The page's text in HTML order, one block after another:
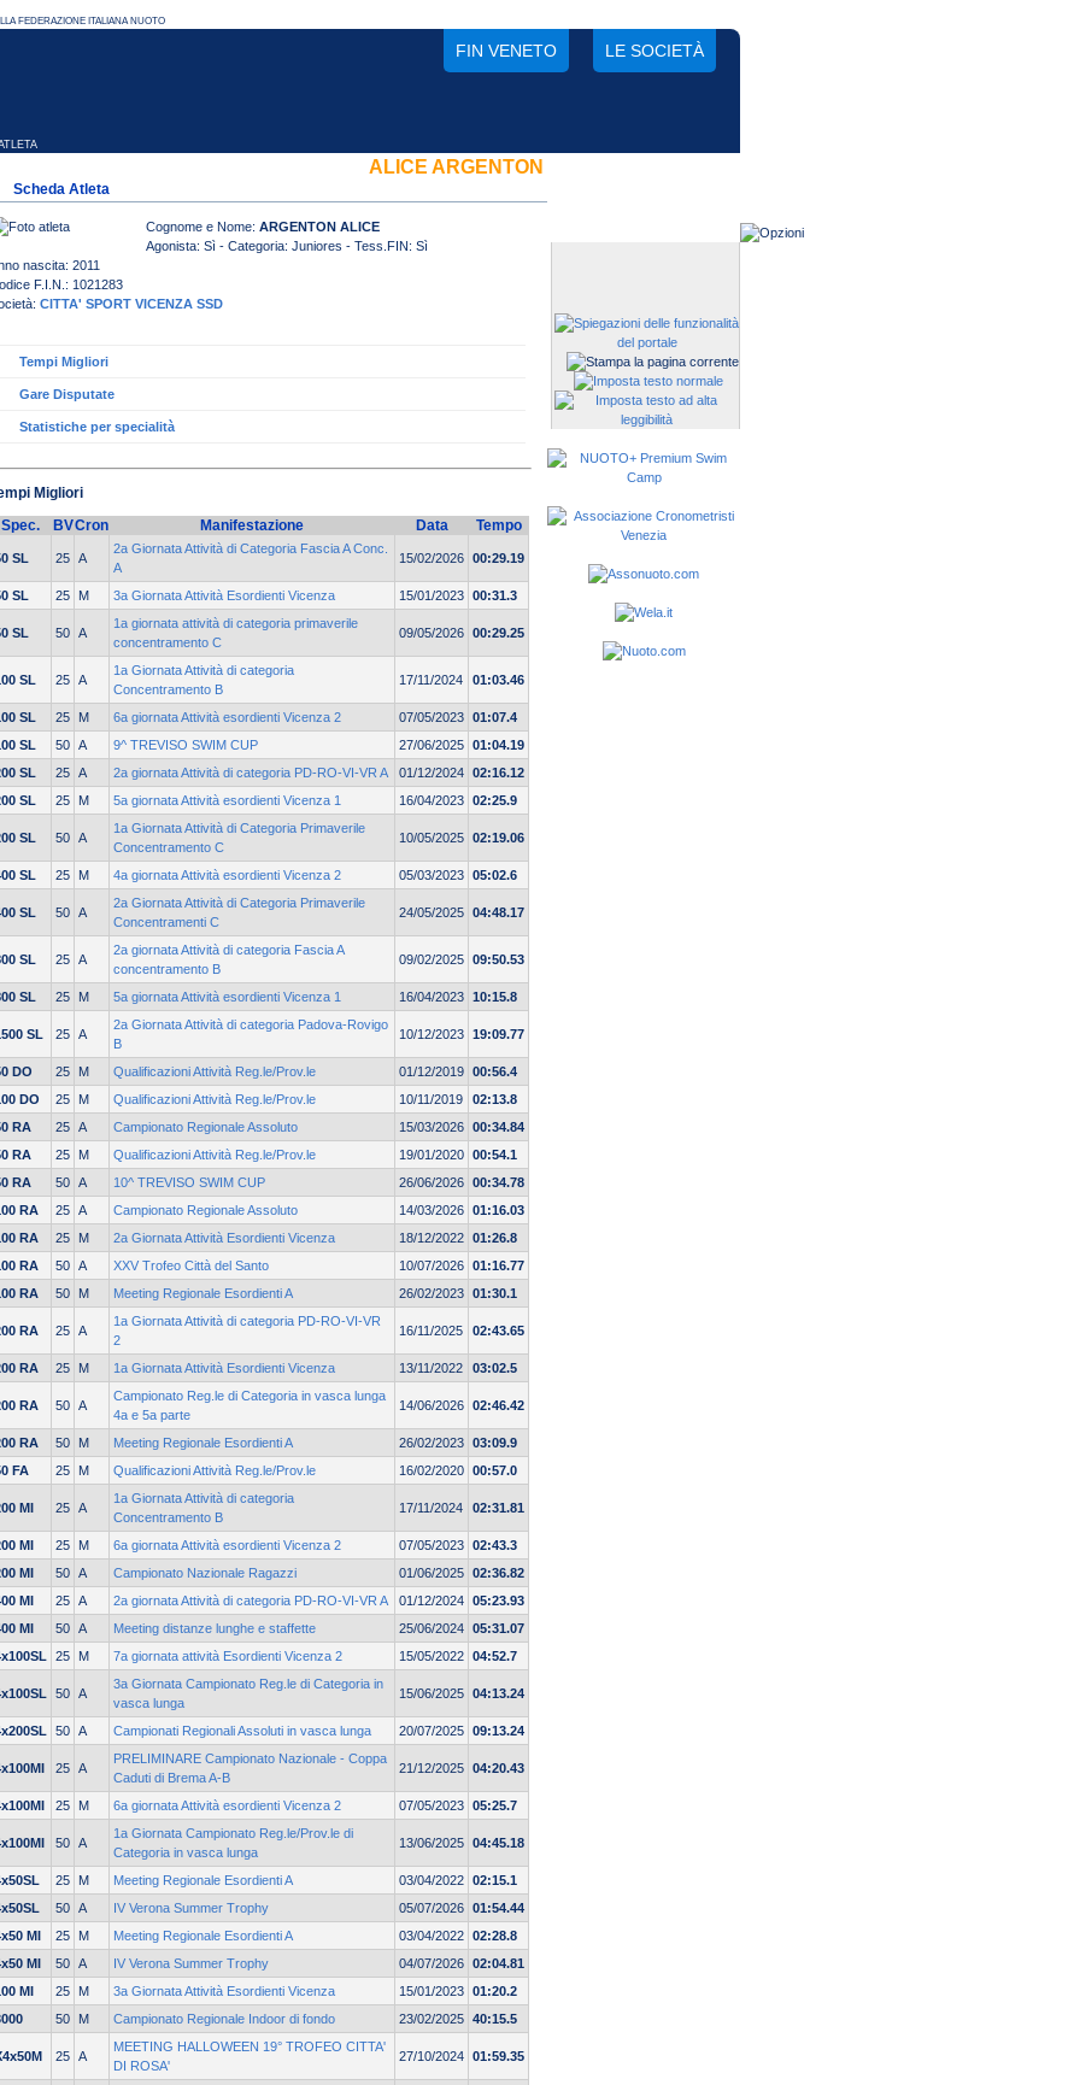
FIN VENETO LE SOCIETÀ
ALICE ARGENTON
Scheda Atleta
Cognome e Nome: ARGENTON ALICE
Agonista: Sì - Categoria: Juniores - Tess.FIN: Sì
nascita: 2011
F.I.N.: 1021283
CITTA' SPORT VICENZA SSD
Tempi Migliori
Gare Disputate
Statistiche per specialità
Migliori
Spec.
BVCron Manifestazione Data Tempo
SL 25 A
2a Giornata Attività di Categoria Fascia A Conc.
A
15/02/2026 00:29.19
SL 25 M 3a Giornata Attività Esordienti Vicenza 15/01/2023 00:31.3
SL 50 A
1a giornata attività di categoria primaverile
concentramento C
09/05/2026 00:29.25
SL 25 A
1a Giornata Attività di categoria
Concentramento B
17/11/2024 01:03.46
SL 25 M 6a giornata Attività esordienti Vicenza 2 07/05/2023 01:07.4
SL
50 A 9^ TREVISO SWIM CUP 27/06/2025 01:04.19
SL
25 A 2a giornata Attività di categoria PD-RO-VI-VR A 01/12/2024 02:16.12
SL
25 M 5a giornata Attività esordienti Vicenza 1 16/04/2023 02:25.9
SL 50 A
1a Giornata Attività di Categoria Primaverile
Concentramento C
10/05/2025 02:19.06
SL 25 M 4a giornata Attività esordienti Vicenza 2 05/03/2023 05:02.6
SL 50 A
2a Giornata Attività di Categoria Primaverile
Concentramenti C
24/05/2025 04:48.17
SL 25 A
2a giornata Attività di categoria Fascia A
concentramento B
09/02/2025 09:50.53
SL 25 M 5a giornata Attività esordienti Vicenza 1 16/04/2023 10:15.8
SL 25 A
2a Giornata Attività di categoria Padova-Rovigo
B
10/12/2023 19:09.77
DO 25 M Qualificazioni Attività Reg.le/Prov.le 01/12/2019 00:56.4
DO
25 M Qualificazioni Attività Reg.le/Prov.le 10/11/2019
02:13.8
RA
25 A Campionato Regionale Assoluto 15/03/2026 00:34.84
RA
25 M Qualificazioni Attività Reg.le/Prov.le 19/01/2020 00:54.1
RA
50 A 10^ TREVISO SWIM CUP 26/06/2026 00:34.78
RA
25 A Campionato Regionale Assoluto 14/03/2026 01:16.03
RA
25 M 2a Giornata Attività Esordienti Vicenza 18/12/2022 01:26.8
RA
50 A XXV Trofeo Città del Santo 10/07/2026 01:16.77
RA
50 M Meeting Regionale Esordienti A 26/02/2023 01:30.1
RA 25 A
1a Giornata Attività di categoria PD-RO-VI-VR
2
16/11/2025 02:43.65
RA 25 M 1a Giornata Attività Esordienti Vicenza 13/11/2022 03:02.5
RA 50 A
Campionato Reg.le di Categoria in vasca lunga
4a e 5a parte
14/06/2026 02:46.42
RA 50 M Meeting Regionale Esordienti A 26/02/2023 03:09.9
FA
25 M Qualificazioni Attività Reg.le/Prov.le 16/02/2020 00:57.0
MI 25 A
1a Giornata Attività di categoria
Concentramento B
17/11/2024 02:31.81
MI 25 M 6a giornata Attività esordienti Vicenza 2 07/05/2023 02:43.3
MI
50 A Campionato Nazionale Ragazzi 01/06/2025 02:36.82
MI
25 A 2a giornata Attività di categoria PD-RO-VI-VR A 01/12/2024 05:23.93
MI
50 A Meeting distanze lunghe e staffette 25/06/2024 05:31.07
25 M 7a giornata attività Esordienti Vicenza 2 15/05/2022 04:52.7
50 A
3a Giornata Campionato Reg.le di Categoria in
vasca lunga
15/06/2025 04:13.24
50 A Campionati Regionali Assoluti in vasca lunga 20/07/2025 09:13.24
25 A
PRELIMINARE Campionato Nazionale - Coppa
Caduti di Brema A-B
21/12/2025 04:20.43
25 M 6a giornata Attività esordienti Vicenza 2 07/05/2023 05:25.7
50 A
1a Giornata Campionato Reg.le/Prov.le di
Categoria in vasca lunga
13/06/2025 04:45.18
25 M Meeting Regionale Esordienti A 03/04/2022 02:15.1
50 A IV Verona Summer Trophy 05/07/2026 01:54.44
MI
25 M Meeting Regionale Esordienti A 03/04/2022 02:28.8
MI
50 A IV Verona Summer Trophy 04/07/2026 02:04.81
MI
25 M 3a Giornata Attività Esordienti Vicenza 15/01/2023 01:20.2
50 M Campionato Regionale Indoor di fondo 23/02/2025 40:15.5
25 A
MEETING HALLOWEEN 19° TROFEO CITTA'
DI ROSA'
27/10/2024 01:59.35